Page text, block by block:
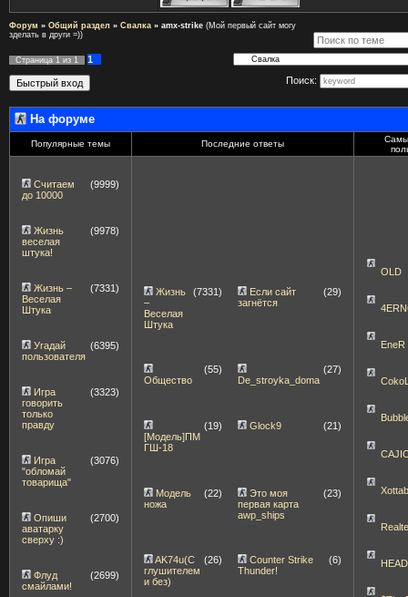
Форум » Общий раздел » Свалка » amx-strike (Мой первый сайт могу
зделать в други =))
Страница 1 из 1
1
Поиск:
На форуме
Популярные темы Последние ответы
Считаем
до 10000
(9999)
Жизнь
веселая
штука!
(9978)
Жизнь –
Веселая
Штука
(7331)
Угадай
пользователя
(6395)
Игра
говорить
только
правду
(3323)
Игра
"обломай
товарища"
(3076)
Опиши
аватарку
сверху :)
(2700)
Флуд
смайлами!
(2699)
Жизнь
–
Веселая
Штука
(7331)
Если сайт
загнётся
(29)
Общество
(55)
De_stroyka_doma
(27)
[Модель]ПМ
ГШ-18
(19) Glock9 (21)
Модель
ножа
(22)
Это моя
первая карта
awp_ships
(23)
AK74u(С
глушителем
и без)
(26)
Counter Strike
Thunder!
(6)
OLD
EneR